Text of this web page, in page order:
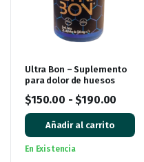
Ultra Bon – Suplemento
para dolor de huesos
$150.00 - $190.00
Añadir al carrito
En Existencia